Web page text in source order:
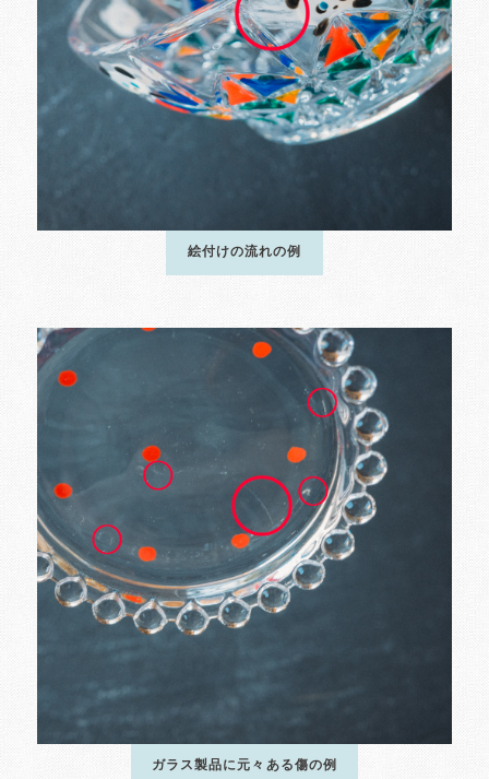
絵付けの流れの例
ガラス製品に元々ある傷の例